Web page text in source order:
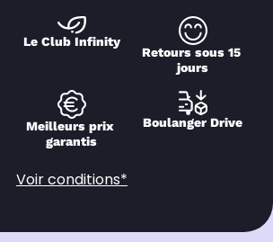
Le Club Infinity
Retours sous 15
jours
Meilleurs prix
garantis
Boulanger Drive
Voir conditions*